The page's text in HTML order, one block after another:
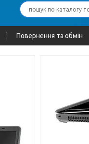
Повернення та обмін